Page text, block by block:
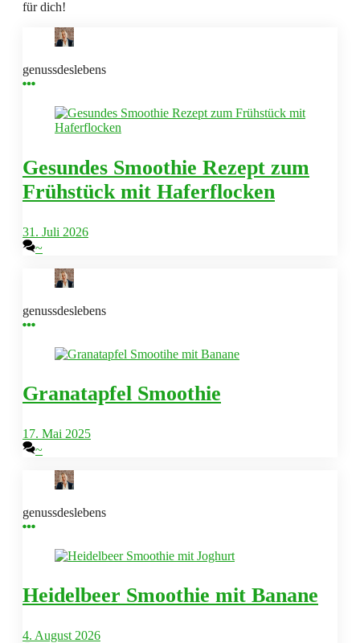
für dich!
genussdeslebens
Gesundes Smoothie Rezept zum
Frühstück mit Haferflocken
31. Juli 2026
~
genussdeslebens
Granatapfel Smoothie
17. Mai 2025
~
genussdeslebens
Heidelbeer Smoothie mit Banane
4. August 2026